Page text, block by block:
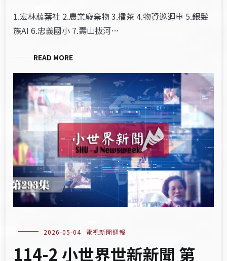
1.宏林藤葉社 2.農業廢棄物 3.擂茶 4.物資巡迴車 5.銀髮
族AI 6.忠義國小 7.壽山拔河…
READ MORE
2026-05-04 電視新聞週報
114-2 小世界世新新聞 第